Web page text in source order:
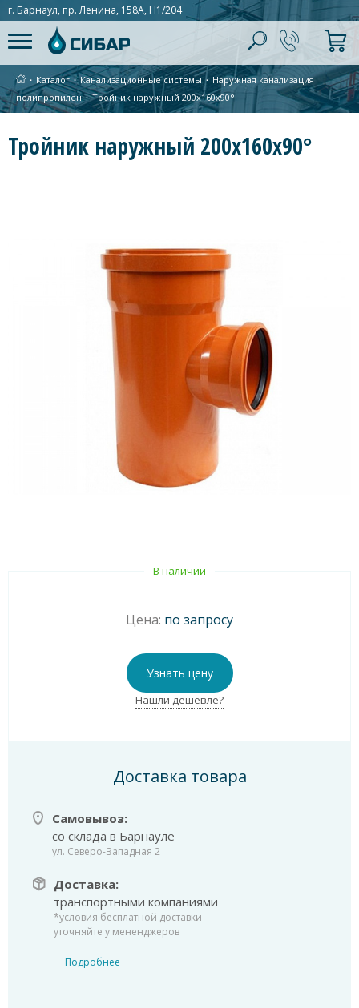
г. Барнаул, пр. Ленина, 158А, Н1/204
∙ Каталог ∙Канализационные системы ∙ Наружная канализация
полипропилен ∙Тройник наружный 200х160х90°
Тройник наружный 200х160х90°
В наличии
Цена: по запросу
Узнать цену
Нашли дешевле?
Доставка товара
Самовывоз:
со склада в Барнауле
ул. Северо-Западная 2
Доставка:
транспортными компаниями
*условия бесплатной доставки
уточняйте у мененджеров
Подробнее